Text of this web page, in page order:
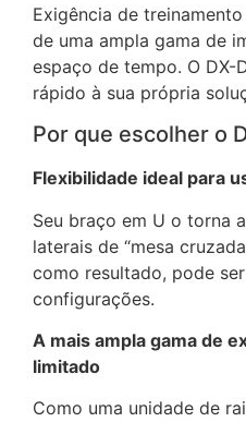
Exigência de
de uma ampla gama de
espaço de tempo. O DX-
rápido à sua própria
Por que escolher o
Flexibilidade ideal para
Seu braço em U o torna
laterais de “mesa
como resultado, pode
configurações.
A mais ampla gama de
limitado
Como uma unidade de